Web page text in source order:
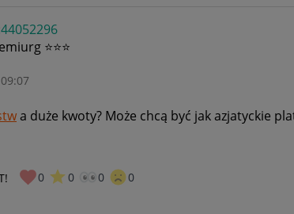
⭐⭐⭐
09:07
a duże kwoty? Może chcą być jak azjatyckie
0 0 0 0